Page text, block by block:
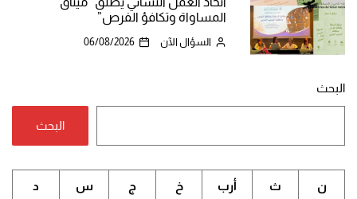
المساواة وتكافؤ الفرص”
السؤال الآن 06/08/2026
البحث
البحث
ن ث أرب خ ج س د